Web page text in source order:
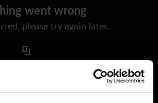
went wrong
please try again later.